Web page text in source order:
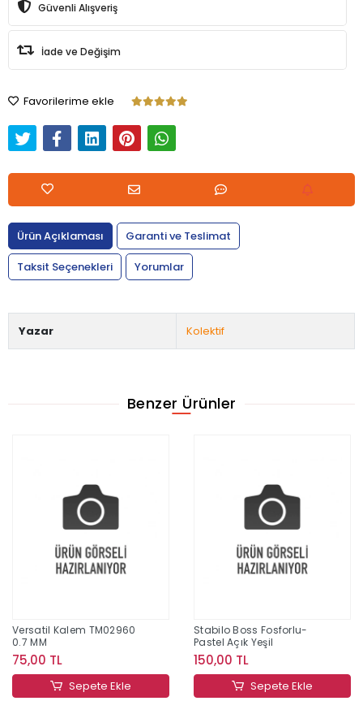
Güvenli Alışveriş
İade ve Değişim
Favorilerime ekle
Ürün Açıklaması
Garanti ve Teslimat
Taksit Seçenekleri
Yorumlar
Yazar Kolektif
Benzer Ürünler
Versatil Kalem TM02960
0.7 MM
75,00 TL
Sepete Ekle
Stabilo Boss Fosforlu-
Pastel Açık Yeşil
150,00 TL
Sepete Ekle